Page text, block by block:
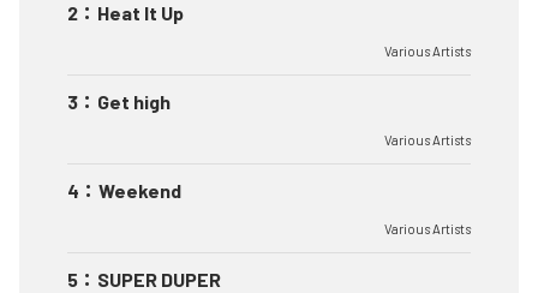
2 ： Heat It Up
Various Artists
3 ： Get high
Various Artists
4 ： Weekend
Various Artists
5 ： SUPER DUPER